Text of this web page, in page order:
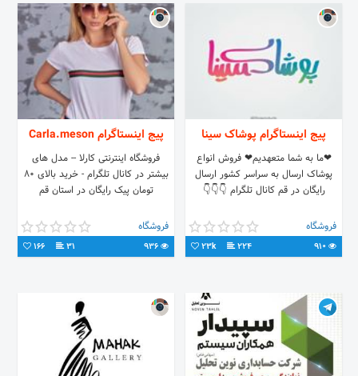
پیج اینستاگرام پوشاک سینا
❤ما به شما متعهدیم❤ فروش انواع
پوشاک ارسال به سراسر کشور ارسال
رایگان در قم کانال تلگرام 👇👇👇
فروشگاه
224
23k
پیج اینستاگرام Carla.meson
فروشگاه اینترنتی کارلا -- مدل های
بیشتر در کانال تلگرام - خرید بالای ۸۰
تومان پیک رایگان در استان قم
فروشگاه
31
166